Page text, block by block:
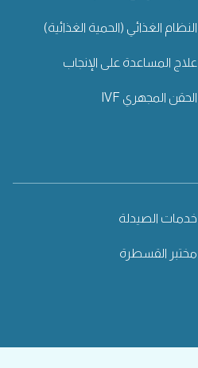
النظام الغذائي (الحمية الغذائية)
علاج المساعدة على الإنجاب
الحقن المجهري IVF
خدمات الصيدلة
مختبر القسطرة